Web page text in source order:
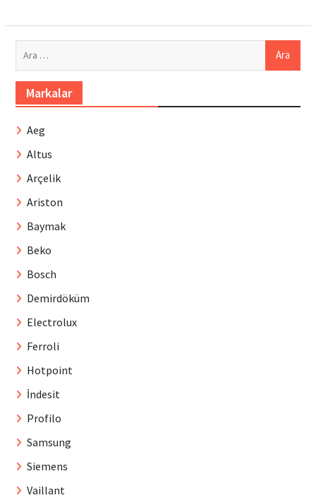
Markalar
Aeg
Altus
Arçelik
Ariston
Baymak
Beko
Bosch
Demirdöküm
Electrolux
Ferroli
Hotpoint
İndesit
Profilo
Samsung
Siemens
Vaillant